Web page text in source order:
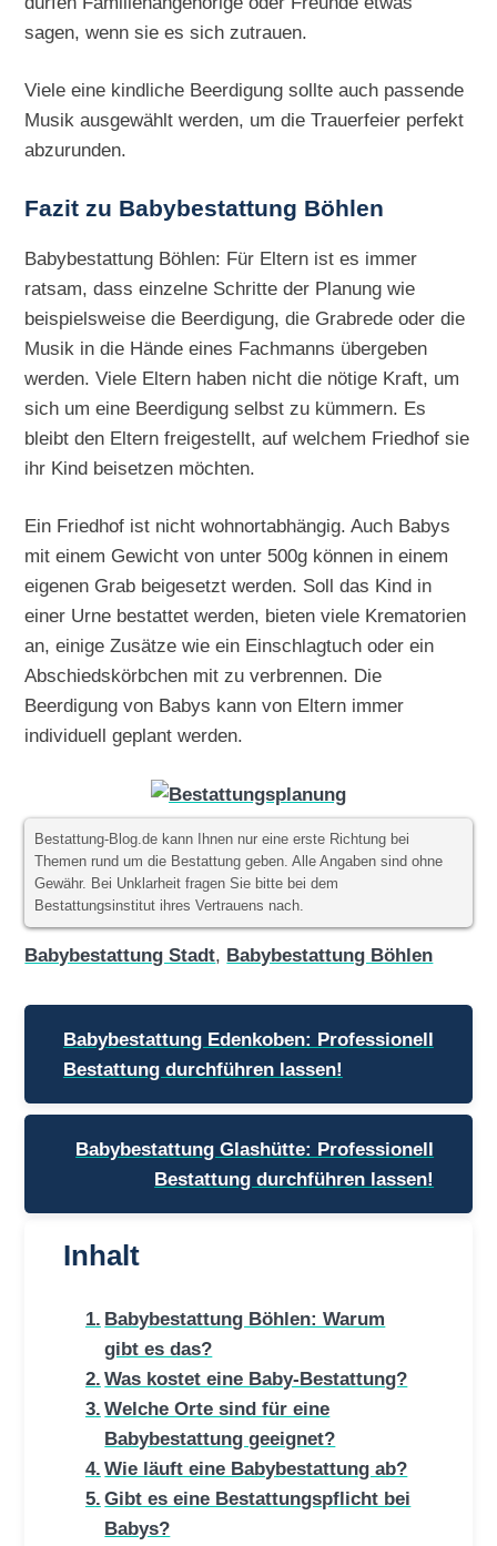
sagen, wenn sie es sich zutrauen.
Viele eine kindliche Beerdigung sollte auch passende
Musik ausgewählt werden, um die Trauerfeier perfekt
abzurunden.
Fazit zu Babybestattung Böhlen
Babybestattung Böhlen: Für Eltern ist es immer
ratsam, dass einzelne Schritte der Planung wie
beispielsweise die Beerdigung, die Grabrede oder die
Musik in die Hände eines Fachmanns übergeben
werden. Viele Eltern haben nicht die nötige Kraft, um
sich um eine Beerdigung selbst zu kümmern. Es
bleibt den Eltern freigestellt, auf welchem Friedhof sie
ihr Kind beisetzen möchten.
Ein Friedhof ist nicht wohnortabhängig. Auch Babys
mit einem Gewicht von unter 500g können in einem
eigenen Grab beigesetzt werden. Soll das Kind in
einer Urne bestattet werden, bieten viele Krematorien
an, einige Zusätze wie ein Einschlagtuch oder ein
Abschiedskörbchen mit zu verbrennen. Die
Beerdigung von Babys kann von Eltern immer
individuell geplant werden.
Bestattung-Blog.de kann Ihnen nur eine erste Richtung bei
Themen rund um die Bestattung geben. Alle Angaben sind ohne
Gewähr. Bei Unklarheit fragen Sie bitte bei dem
Bestattungsinstitut ihres Vertrauens nach.
Babybestattung Stadt, Babybestattung Böhlen
Beitragsnavigation
Babybestattung Edenkoben: Professionell
Bestattung durchführen lassen!
Babybestattung Glashütte: Professionell
Bestattung durchführen lassen!
Inhalt
Babybestattung Böhlen: Warum
gibt es das?
Was kostet eine Baby-Bestattung?
Welche Orte sind für eine
Babybestattung geeignet?
Wie läuft eine Babybestattung ab?
Gibt es eine Bestattungspflicht bei
Babys?